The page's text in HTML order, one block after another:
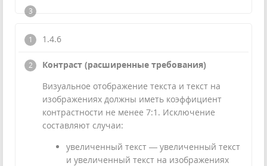
1.4.6
Контраст (расширенные требования)
Визуальное отображение текста и текст на
изображениях должны иметь коэффициент
контрастности не менее 7:1. Исключение
составляют случаи:
увеличенный текст — увеличенный текст
и увеличенный текст на изображениях